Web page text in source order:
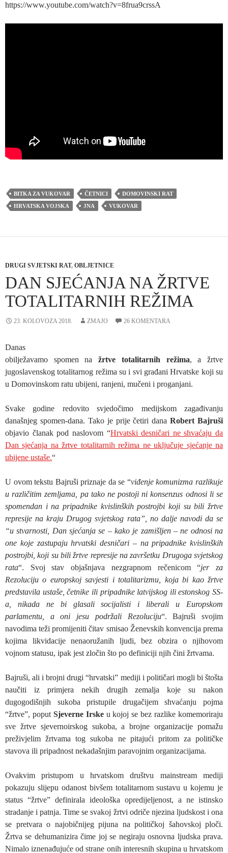
https://www.youtube.com/watch?v=8frua9crssA
BITKA ZA VUKOVAR ČETNICI
DOMOVINSKI RAT
HRVATSKA VOJSKA
JNA VUKOVAR
DRUGI SVJETSKI RAT, OBLJETNICE
DAN SJEĆANJA NA ŽRTVE
TOTALITARNIH REŽIMA
23. KOLOVOZA 2018. ZMAJO 26 KOMENTARA
Danas
obilježavamo spomen nažrtve totalitarnih režima, a žrtve
jugoslavenskog totalitarnog režima su i svi građani Hrvatske koji su
u Domovinskom ratu ubijeni, ranjeni, mučeni i proganjani.
Svake godine redovito svjedočimo medijskom zagađivanju
današnjeg spomen-dana. Tako je prije četiri danaRobert Bajruši
objavio članak pod naslovom “Hrvatski desničari ne shvaćaju da
Dan sjećanja na žrtve totalitarnih režima ne uključuje sjećanje na
ubijene ustaše.“
U ovom tekstu Bajruši priznaje da se “viđenje komunizma razlikuje
u različitim zemljama, pa tako ne postoji ni konsenzus odnosi li se
spomendan i na pripadnike kvislinških postrojbi koji su bili žrtve
represije na kraju Drugog svjetskog rata”, no dalje navodi da se
“u stvarnosti, Dan sjećanja se – kako je zamišljen – ne odnosi na
one koje zastupaju hrvatski desničari – na pripadnike kvislinških
postrojbi, koji su bili žrtve represije na završetku Drugoga svjetskog
rata“. Svoj stav objašnjava nezgrapnom rečenicom “jer za
Rezoluciju o europskoj savjesti i totalitarizmu, koja bi kao žrtve
predstavila ustaše, četnike ili pripadnike latvijskog ili estonskog SS-
a, nikada ne bi glasali socijalisti i liberali u Europskom
parlamentu, a oni jesu podržali Rezoluciju“. Bajruši svojim
navodima teži promijeniti čitav smisao Ženevskih konvencija prema
kojima likvidacije nenaoružanih ljudi, bez obzira o njihovom
vojnom statusu, ipak jest zločin što po definiciji njih čini žrtvama.
Bajruši, ali i brojni drugi “hrvatski” mediji i političari mogli bi štošta
naučiti iz primjera nekih drugih zemalja koje su nakon
dugogodišnjih sukoba pristupile drugačijem shvaćanju pojma
“žrtve”, poput Sjeverne Irskeu kojoj se bez razlike komemoriraju
sve žrtve sjevernoirskog sukoba, a brojne organizacije pomažu
preživjelim žrtvama tog sukoba ne pitajući pritom za političke
stavova ili pripadnost nekadašnjim paravojnim organizacijama.
Ovakvim pristupom u hrvatskom društvu mainstream mediji
pokazuju slijepu odanost bivšem totalitarnom sustavu u kojemu je
status “žrtve” definirala ideološka opredijeljenost, a ne istinsko
stradanje i patnja. Time se svakoj žrtvi odriče njezina ljudskost i ona
se pretvara o najobičnijeg pijuna na političkoj šahovskoj ploči.
Žrtva se dehumanizira čime joj se negiraju osnovna ljudska prava.
Nimalo iznenađujuće od strane onih interesnih skupina u hrvatskom